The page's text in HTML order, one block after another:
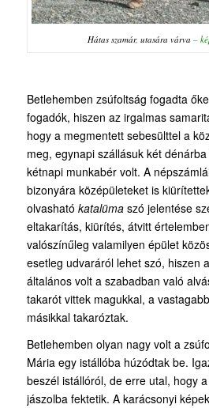
Hátas szamár, utasára várva–
Betlehemben zsúfoltság fogadta
fogadók, hiszen az irgalmas
hogy a megmentett sebesülttel a
meg, egynapi szállásuk két
kétnapi munkabér volt. A
bizonyára középületeket is
olvasható katalümaszó jelentése
eltakarítás, kiürítés, átvitt
valószínűleg valamilyen épület
esetleg udvaráról lehet szó, hiszen
általános volt a szabadban való
takarót vittek magukkal, a
másikkal takaróztak.
Betlehemben olyan nagy volt a
Mária egy istállóba húzódtak be.
beszél istállóról, de erre utal, hogy
jászolba fektetik. A karácsonyi